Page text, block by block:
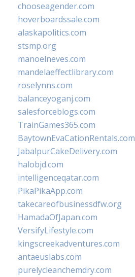
chooseagender.com
hoverboardssale.com
alaskapolitics.com
stsmp.org
manoelneves.com
mandelaeffectlibrary.com
roselynns.com
balanceyoganj.com
salesforceblogs.com
TrainGames365.com
BaytownEvaCationRentals.com
JabalpurCakeDelivery.com
halobjd.com
intelligenceqatar.com
PikaPikaApp.com
takecareofbusinessdfw.org
HamadaOfJapan.com
VersifyLifestyle.com
kingscreekadventures.com
antaeuslabs.com
purelycleanchemdry.com